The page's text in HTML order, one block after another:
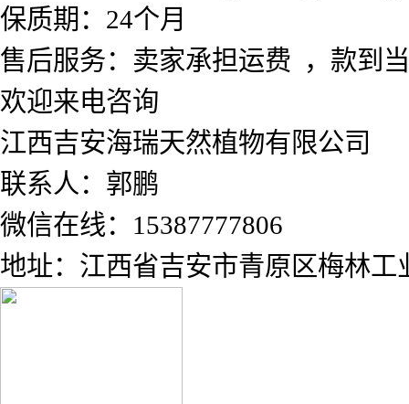
保质期：24个月
售后服务：卖家承担运费 ，款到
欢迎来电咨询
江西吉安海瑞天然植物有限公司
联系人：郭鹏
微信在线：15387777806
地址：江西省吉安市青原区梅林工